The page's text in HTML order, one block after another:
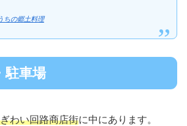
ちの郷土料理
駐車場
わい回路商店街に中にあります。